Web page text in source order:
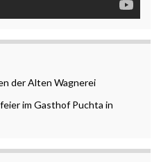
der Alten Wagnerei
im Gasthof Puchta in